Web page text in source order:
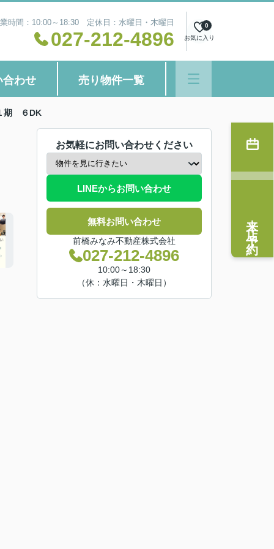
時間：10:00～18:30 定休日：水曜日・木曜日
027-212-4896 お気に入り
0
合わせ 売り物件一覧
期 ６DK
お気軽にお問い合わせください
LINEからお問い合わせ
無料お問い合わせ
前橋みなみ不動産株式会社
027-212-4896
10:00～18:30
（休：水曜日・木曜日）
来店予約